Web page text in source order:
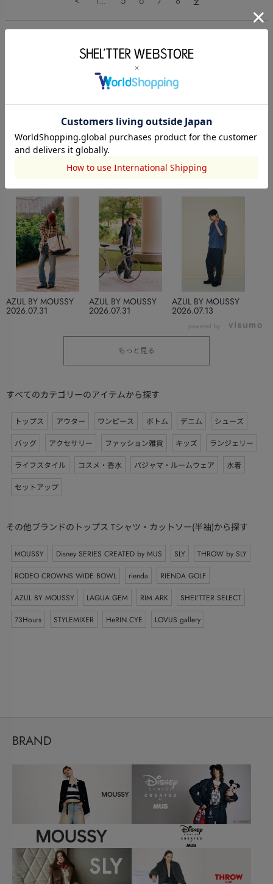
undefinedのCOORDINATE
2026.07.31
AZUL BY MOUSSY
2026.07.31
AZUL BY MOUSSY
2026.07.31
AZUL BY MOUSSY
2026.07.13
AZUL BY MOUSSY
powered by
もっと見る
すべてのカテゴリーのアイテムから探す
トップス アウター ワンピース ボトム デニム
シューズ
バッグ
アクセサリー ファッション雑貨 キッズ
ランジェリー
ライフスタイル
コスメ・香水 パジャマ・ルームウェア
水着
セットアップ
その他ブランドのトップス Tシャツ・カットソー(半袖)から探す
MOUSSY Disney SERIES CREATED by MUS SLY
THROW by SLY
RODEO CROWNS WIDE BOWL
rienda
RIENDA GOLF
AZUL BY MOUSSY
LAGUA GEM RIM.ARK
SHEL’TTER SELECT
73Hours
STYLEMIXER HeRIN.CYE LOVUS gallery
BRAND